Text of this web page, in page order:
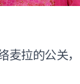
麦拉的公关